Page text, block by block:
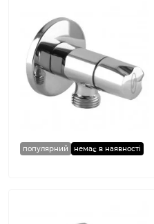
популярний немає в наявності